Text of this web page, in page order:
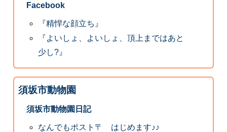
Facebook
『精悍な顔立ち』
『よいしょ、よいしょ、頂上まではあと
少し?』
須坂市動物園
須坂市動物園日記
なんでもポスト〒 はじめます♪♪